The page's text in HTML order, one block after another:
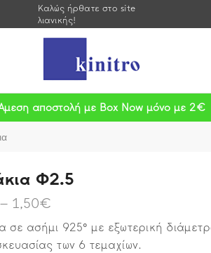
Καλώς ήρθατε στο site
λιανικής!
αποστολή με Box Now μόνο με 2€
Φ2.5
– 1,50€
σε ασήμι 925° με εξωτερική
των 6 τεμαχίων.